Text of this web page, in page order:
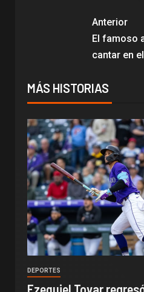
Anterior
El famoso
cantar en
MÁS HISTORIAS
DEPORTES